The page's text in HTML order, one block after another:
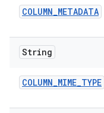
COLUMN_METADATA
String
COLUMN_MIME_TYPE